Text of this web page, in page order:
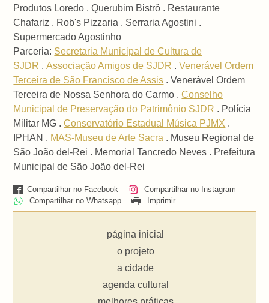
Produtos Loredo . Querubim Bistrô . Restaurante
Chafariz . Rob's Pizzaria . Serraria Agostini .
Supermercado Agostinho
Parceria: Secretaria Municipal de Cultura de
SJDR .Associação Amigos de SJDR .Venerável Ordem
Terceira de São Francisco de Assis . Venerável Ordem
Terceira de Nossa Senhora do Carmo .Conselho
Municipal de Preservação do Patrimônio SJDR . Polícia
Militar MG .Conservatório Estadual Música PJMX .
IPHAN . MAS-Museu de Arte Sacra . Museu Regional de
São João del-Rei . Memorial Tancredo Neves . Prefeitura
Municipal de São João del-Rei
Compartilhar no Facebook
Compartilhar no Instagram
Compartilhar no Whatsapp
Imprimir
página inicial
o projeto
a cidade
agenda cultural